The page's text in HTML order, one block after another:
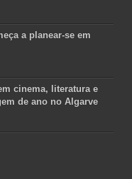
a planear-se em
cinema, literatura e
de ano no Algarve